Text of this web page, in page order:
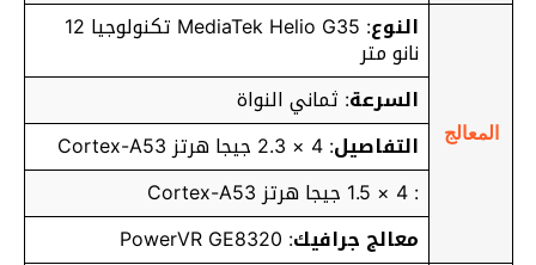
المعالج
النوع : MediaTek Helio G35 تكنولوجيا 12
نانو متر
السرعة: ثماني النواة
التفاصيل: 4 × 2.3 جيجا هرتز Cortex-A53
: 4 × 1.5 جيجا هرتز Cortex-A53
معالج جرافيك: PowerVR GE8320